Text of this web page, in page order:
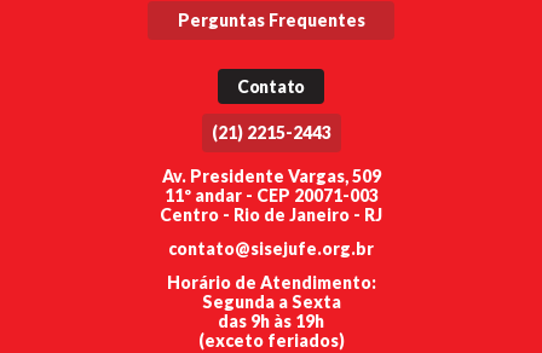
Perguntas Frequentes
Contato
(21) 2215-2443
Av. Presidente Vargas, 509
11º andar - CEP 20071-003
Centro - Rio de Janeiro - RJ
contato@sisejufe.org.br
Horário de Atendimento:
Segunda a Sexta
das 9h às 19h
(exceto feriados)